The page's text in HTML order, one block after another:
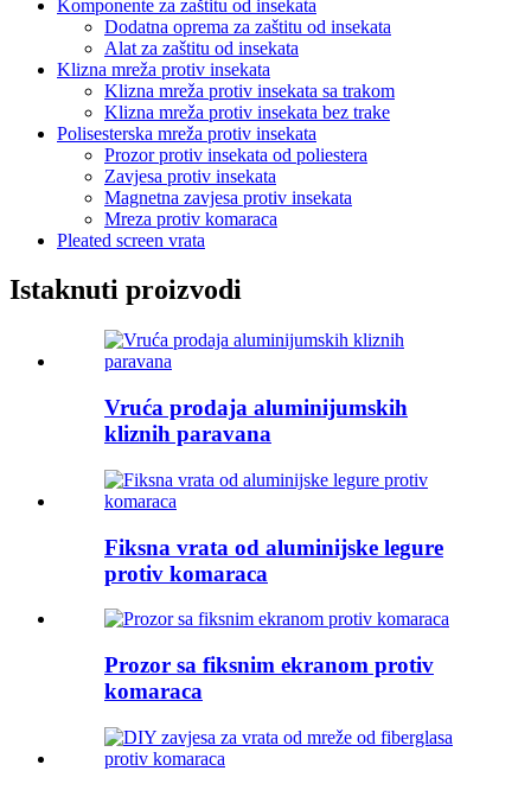
Komponente za zaštitu od insekata
Dodatna oprema za zaštitu od insekata
Alat za zaštitu od insekata
Klizna mreža protiv insekata
Klizna mreža protiv insekata sa trakom
Klizna mreža protiv insekata bez trake
Polisesterska mreža protiv insekata
Prozor protiv insekata od poliestera
Zavjesa protiv insekata
Magnetna zavjesa protiv insekata
Mreza protiv komaraca
Pleated screen vrata
Istaknuti proizvodi
Vruća prodaja aluminijumskih
kliznih paravana
Fiksna vrata od aluminijske legure
protiv komaraca
Prozor sa fiksnim ekranom protiv
komaraca